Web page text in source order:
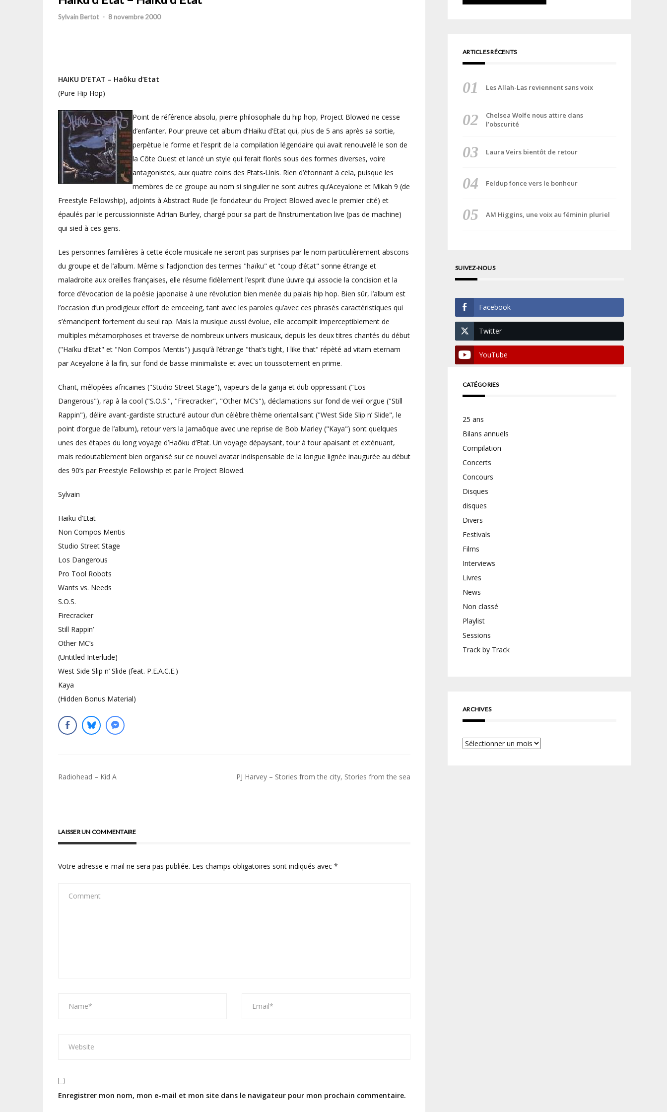
Sylvain Bertot - 8 novembre 2000
HAIKU D’ETAT – Haôku d’Etat
(Pure Hip Hop)
Point de référence absolu, pierre philosophale du hip hop, Project Blowed ne cesse
d’enfanter. Pour preuve cet album d’Haiku d’Etat qui, plus de 5 ans après sa sortie,
perpètue le forme et l’esprit de la compilation légendaire qui avait renouvelé le son de
la Côte Ouest et lancé un style qui ferait florès sous des formes diverses, voire
antagonistes, aux quatre coins des Etats-Unis. Rien d’étonnant à cela, puisque les
membres de ce groupe au nom si singulier ne sont autres qu’Aceyalone et Mikah 9 (de
Freestyle Fellowship), adjoints à Abstract Rude (le fondateur du Project Blowed avec le premier cité) et
épaulés par le percussionniste Adrian Burley, chargé pour sa part de l’instrumentation live (pas de machine)
qui sied à ces gens.
Les personnes familières à cette école musicale ne seront pas surprises par le nom particulièrement abscons
du groupe et de l’album. Même si l’adjonction des termes "haïku" et "coup d’état" sonne étrange et
maladroite aux oreilles françaises, elle résume fidèlement l’esprit d’une úuvre qui associe la concision et la
force d’évocation de la poésie japonaise à une révolution bien menée du palais hip hop. Bien sûr, l’album est
l’occasion d’un prodigieux effort de emceeing, tant avec les paroles qu’avec ces phrasés caractéristiques qui
s’émancipent fortement du seul rap. Mais la musique aussi évolue, elle accomplit imperceptiblement de
multiples métamorphoses et traverse de nombreux univers musicaux, depuis les deux titres chantés du début
("Haïku d’Etat" et "Non Compos Mentis") jusqu’à l’étrange "that’s tight, I like that" répèté ad vitam eternam
par Aceyalone à la fin, sur fond de basse minimaliste et avec un toussotement en prime.
Chant, mélopées africaines ("Studio Street Stage"), vapeurs de la ganja et dub oppressant ("Los
Dangerous"), rap à la cool ("S.O.S.", "Firecracker", "Other MC’s"), déclamations sur fond de vieil orgue ("Still
Rappin"), délire avant-gardiste structuré autour d’un célèbre thème orientalisant ("West Side Slip n’ Slide", le
point d’orgue de l’album), retour vers la Jamaôque avec une reprise de Bob Marley ("Kaya") sont quelques
unes des étapes du long voyage d’Haôku d’Etat. Un voyage dépaysant, tour à tour apaisant et exténuant,
mais redoutablement bien organisé sur ce nouvel avatar indispensable de la longue lignée inaugurée au début
des 90’s par Freestyle Fellowship et par le Project Blowed.
Sylvain
Haiku d’Etat
Non Compos Mentis
Studio Street Stage
Los Dangerous
Pro Tool Robots
Wants vs. Needs
S.O.S.
Firecracker
Still Rappin’
Other MC’s
(Untitled Interlude)
West Side Slip n’ Slide (feat. P.E.A.C.E.)
Kaya
(Hidden Bonus Material)
Navigation
Radiohead – Kid A PJ Harvey – Stories from the city, Stories from the sea
LAISSER UN COMMENTAIRE
Votre adresse e-mail ne sera pas publiée. Les champs obligatoires sont indiqués avec *
Enregistrer mon nom, mon e-mail et mon site dans le navigateur pour mon prochain commentaire.
ARTICLES RÉCENTS
Les Allah-Las reviennent sans voix
Chelsea Wolfe nous attire dans
l’obscurité
Laura Veirs bientôt de retour
Feldup fonce vers le bonheur
AM Higgins, une voix au féminin pluriel
SUIVEZ-NOUS
Facebook
Twitter
YouTube
CATÉGORIES
25 ans
Bilans annuels
Compilation
Concerts
Concours
Disques
disques
Divers
Festivals
Films
Interviews
Livres
News
Non classé
Playlist
Sessions
Track by Track
ARCHIVES
Archives